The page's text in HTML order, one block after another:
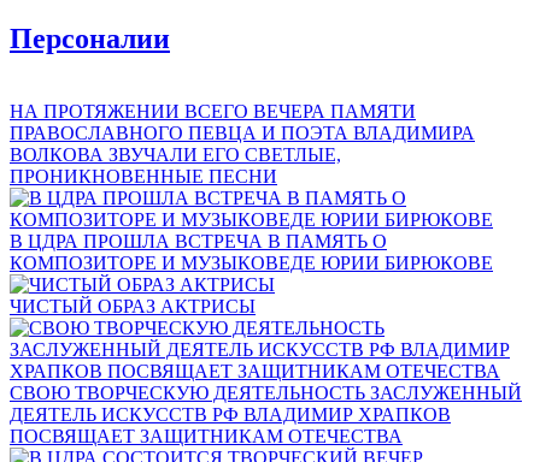
Персоналии
НА ПРОТЯЖЕНИИ ВСЕГО ВЕЧЕРА ПАМЯТИ
ПРАВОСЛАВНОГО ПЕВЦА И ПОЭТА ВЛАДИМИРА
ВОЛКОВА ЗВУЧАЛИ ЕГО СВЕТЛЫЕ,
ПРОНИКНОВЕННЫЕ ПЕСНИ
В ЦДРА ПРОШЛА ВСТРЕЧА В ПАМЯТЬ О
КОМПОЗИТОРЕ И МУЗЫКОВЕДЕ ЮРИИ БИРЮКОВЕ
ЧИСТЫЙ ОБРАЗ АКТРИСЫ
СВОЮ ТВОРЧЕСКУЮ ДЕЯТЕЛЬНОСТЬ ЗАСЛУЖЕННЫЙ
ДЕЯТЕЛЬ ИСКУССТВ РФ ВЛАДИМИР ХРАПКОВ
ПОСВЯЩАЕТ ЗАЩИТНИКАМ ОТЕЧЕСТВА